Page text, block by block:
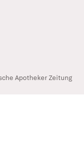
Apotheker Zeitung